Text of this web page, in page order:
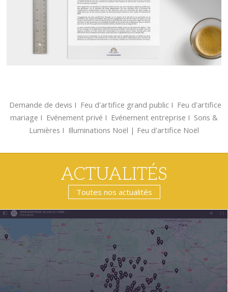
Demande de devis Ι Feu d'artifice grand publicΙ Feu d'artifice
mariage Ι Evénement privé Ι Evénement entreprise Ι Sons &
Lumières Ι Illuminations Noël | Feu d'artifice Noël
ACTUALITÉS
Toutes nos actualités